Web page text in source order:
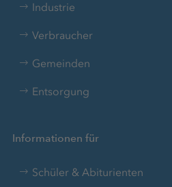
Industrie
Verbraucher
Gemeinden
Entsorgung
Informationen für
Schüler & Abiturienten